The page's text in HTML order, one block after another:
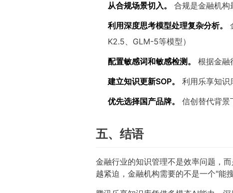
从合规场景切入。
合规是金融机构
利用深度思考模型处理复杂分析。
K2.5、GLM-5等模型）
配置敏感词和敏感检测。
根据金融
建立知识更新SOP。
利用乐享知识
优先选择国产品牌。
信创替代背景
五、结语
金融行业的知识管理不是效率问题，
越紧迫，金融机构需要的不是一个"能